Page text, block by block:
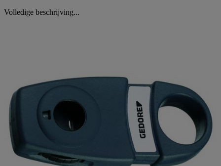
Volledige beschrijving...